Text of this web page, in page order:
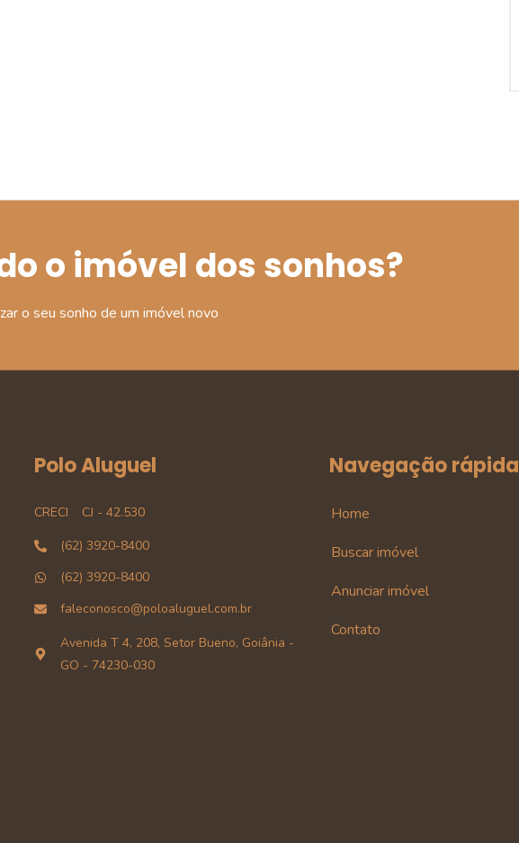
o imóvel dos sonhos?
o seu sonho de um imóvel novo
Polo Aluguel
CRECI
CJ - 42.530
(62) 3920-8400
(62) 3920-8400
faleconosco@poloaluguel.com.br
Avenida T 4, 208, Setor Bueno, Goiânia -
GO - 74230-030
Navegação rápida
Home
Buscar imóvel
Anunciar imóvel
Contato